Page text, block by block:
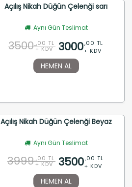
Açılış Nikah Düğün Çelenği sarı
Aynı Gün Teslimat
3500 ,00 TL
+ KDV 3000,00 TL
+ KDV
HEMEN AL
Açılış Nikah Düğün Çelenği Beyaz
Aynı Gün Teslimat
3999 ,00 TL
+ KDV 3500,00 TL
+ KDV
HEMEN AL